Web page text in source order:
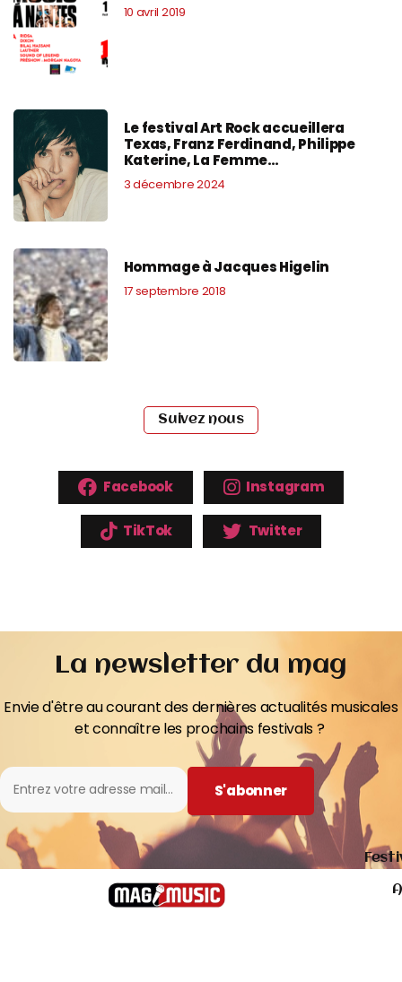
10 avril 2019
Le festival Art Rock accueillera
Texas, Franz Ferdinand, Philippe
Katerine, La Femme…
3 décembre 2024
Hommage à Jacques Higelin
17 septembre 2018
Suivez nous
Facebook Instagram
TikTok Twitter
La newsletter du mag
Envie d'être au courant des dernières actualités musicales
et connaître les prochains festivals ?
S'abonner